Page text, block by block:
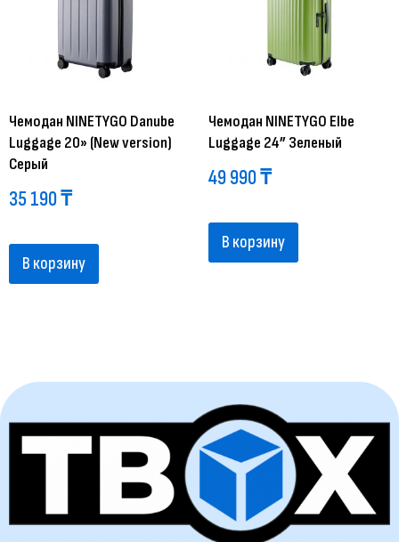
Чемодан NINETYGO Danube
Luggage 20» (New version)
Серый
35 190₸
В корзину
Чемодан NINETYGO Elbe
Luggage 24” Зеленый
49 990₸
В корзину